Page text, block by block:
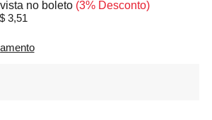
no boleto (3% Desconto)
3,51